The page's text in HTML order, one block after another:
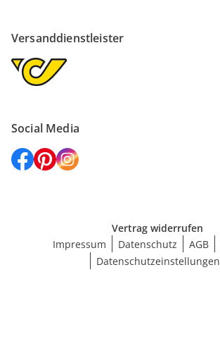
Versanddienstleister
Social Media
Vertrag widerrufen
Impressum
Datenschutz AGB
Datenschutzeinstellungen